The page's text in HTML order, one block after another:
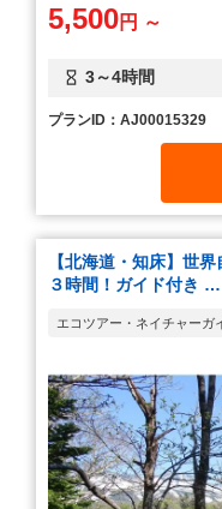
3～4時間
5,500円 ～
プランID：AJ00015329
【北海道・知床】世
３時間！ガイド付き …
エコツアー・ネイチャーガ